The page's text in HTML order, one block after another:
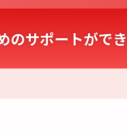
サポートがで